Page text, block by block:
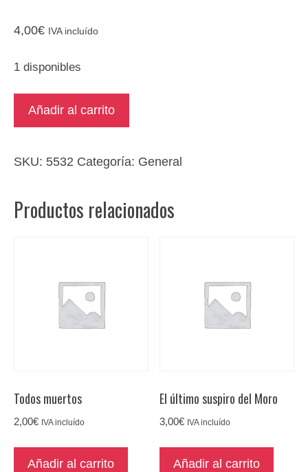
4,00€ IVA incluído
1 disponibles
Tentar
cantidad
Añadir al carrito
SKU: 5532 Categoría: General
Productos relacionados
Todos muertos
2,00€ IVA incluído
Añadir al carrito
El último suspiro del Moro
3,00€ IVA incluído
Añadir al carrito